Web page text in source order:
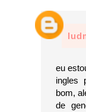
eu
ingles
bom,
de